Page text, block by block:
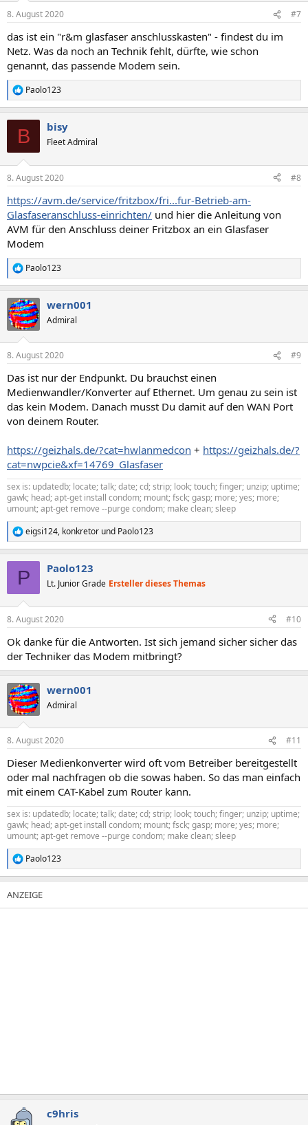
e
:
8. August 2020 #7
das ist ein "r&m glasfaser anschlusskasten" - findest du im
Netz. Was da noch an Technik fehlt, dürfte, wie schon
genannt, das passende Modem sein.
R
e
e
:
Paolo123
B bisy
Fleet Admiral
8. August 2020 #8
https://avm.de/service/fritzbox/fri...fur-Betrieb-am-
Glasfaseranschluss-einrichten/ und hier die Anleitung von
AVM für den Anschluss deiner Fritzbox an ein Glasfaser
Modem
R
e
k
t
i
e
:
Paolo123
wern001
Admiral
8. August 2020 #9
Das ist nur der Endpunkt. Du brauchst einen
Medienwandler/Konverter auf Ethernet. Um genau zu sein ist
das kein Modem. Danach musst Du damit auf den WAN Port
von deinem Router.
https://geizhals.de/?cat=hwlanmedcon + https://geizhals.de/?
cat=nwpcie&xf=14769_Glasfaser
sex is: updatedb; locate; talk; date; cd; strip; look; touch; finger; unzip; uptime;
gawk; head; apt-get install condom; mount; fsck; gasp; more; yes; more;
umount; apt-get remove --purge condom; make clean; sleep
R
e
e
:
eigsi124, konkretor und Paolo123
P Paolo123
Lt. Junior Grade Ersteller dieses Themas
8. August 2020 #10
Ok danke für die Antworten. Ist sich jemand sicher sicher das
der Techniker das Modem mitbringt?
wern001
Admiral
8. August 2020 #11
Dieser Medienkonverter wird oft vom Betreiber bereitgestellt
oder mal nachfragen ob die sowas haben. So das man einfach
mit einem CAT-Kabel zum Router kann.
sex is: updatedb; locate; talk; date; cd; strip; look; touch; finger; unzip; uptime;
gawk; head; apt-get install condom; mount; fsck; gasp; more; yes; more;
umount; apt-get remove --purge condom; make clean; sleep
R
e
a
k
t
Paolo123
c9hris